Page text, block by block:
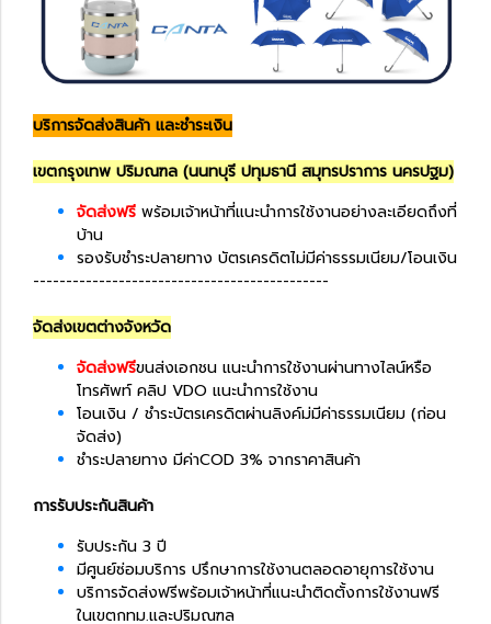
บริการจัดส่งสินค้า และชำระเงิน
เขตกรุงเทพ ปริมณฑล (นนทบุรี ปทุมธานี สมุทรปราการ นครปฐม)
จัดส่งฟรี พร้อมเจ้าหน้าที่แนะนำการใช้งานอย่างละเอียดถึงที่
บ้าน
รองรับชำระปลายทาง บัตรเครดิตไม่มีค่าธรรมเนียม/โอนเงิน
---------------------------------------------
จัดส่งเขตต่างจังหวัด
จัดส่งฟรีขนส่งเอกชน แนะนำการใช้งานผ่านทางไลน์หรือ
โทรศัพท์ คลิป VDO แนะนำการใช้งาน
โอนเงิน / ชำระบัตรเครดิตผ่านลิงค์ม่มีค่าธรรมเนียม (ก่อน
จัดส่ง)
ชำระปลายทาง มีค่าCOD 3% จากราคาสินค้า
การรับประกันสินค้า
รับประกัน 3 ปี
มีศูนย์ซ่อมบริการ ปรึกษาการใช้งานตลอดอายุการใช้งาน
บริการจัดส่งฟรีพร้อมเจ้าหน้าที่แนะนำติดตั้งการใช้งานฟรี
ในเขตกทม.และปริมณฑล